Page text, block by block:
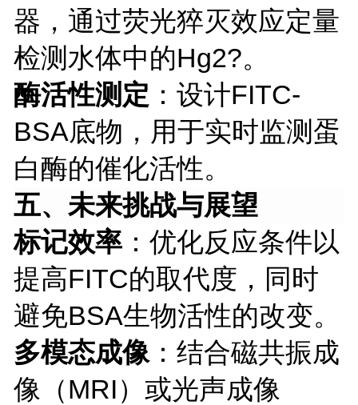
器，通过荧光猝灭效应定量
检测水体中的Hg2?。
酶活性测定 ：设计FITC-
BSA底物，用于实时监测蛋
白酶的催化活性。
五、未来挑战与展望
标记效率：优化反应条件以
提高FITC的取代度，同时
避免BSA生物活性的改变。
多模态成像 ：结合磁共振成
像（MRI）或光声成像